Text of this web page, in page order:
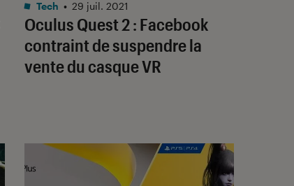
Oculus Quest 2 : Facebook
contraint de suspendre la
vente du casque VR
Tech • 29 juil. 2021